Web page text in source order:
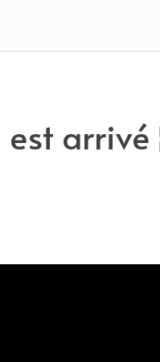
arrivé